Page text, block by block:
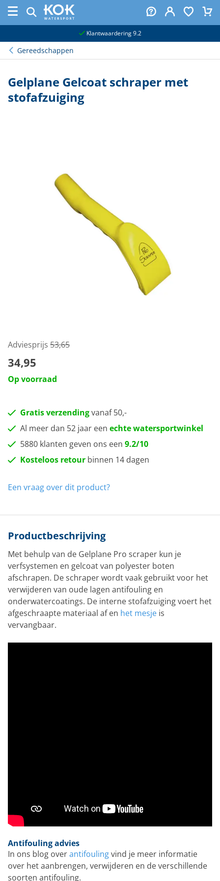
Klantwaardering 9.2
Gereedschappen
Gelplane Gelcoat schraper met
stofafzuiging
Adviesprijs 53,65
34,95
Op voorraad
Gratis verzendingvanaf 50,-
Al meer dan 52 jaar een echte watersportwinkel
5880 klanten geven ons een 9.2/10
Kosteloos retour binnen 14 dagen
Een vraag over dit product?
Productbeschrijving
Met behulp van de Gelplane Pro scraper kun je
verfsystemen en gelcoat van polyester boten
afschrapen. De schraper wordt vaak gebruikt voor het
verwijderen van oude lagen antifouling en
onderwatercoatings. De interne stofafzuiging voert het
afgeschraapte materiaal af en het mesje is
vervangbaar.
Antifouling advies
In ons blog overantifoulingvind je meer informatie
over het aanbrengen, verwijderen en de verschillende
soorten antifouling.